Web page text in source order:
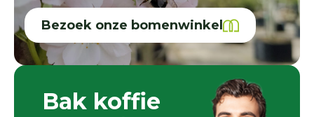
Bezoek onze bomenwinkel
Bak koffie